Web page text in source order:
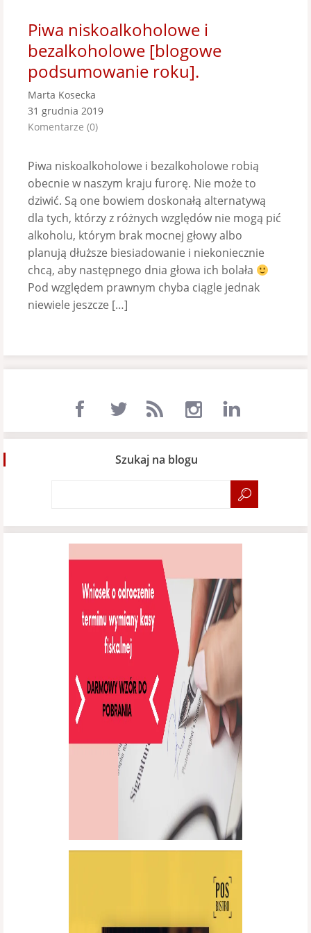
Piwa niskoalkoholowe i
bezalkoholowe [blogowe
podsumowanie roku].
Marta Kosecka
31 grudnia 2019
Komentarze (0)
Piwa niskoalkoholowe i bezalkoholowe robią
obecnie w naszym kraju furorę. Nie może to
dziwić. Są one bowiem doskonałą alternatywą
dla tych, którzy z różnych względów nie mogą pić
alkoholu, którym brak mocnej głowy albo
planują dłuższe biesiadowanie i niekoniecznie
chcą, aby następnego dnia głowa ich bolała
Pod względem prawnym chyba ciągle jednak
niewiele jeszcze […]
Szukaj na blogu